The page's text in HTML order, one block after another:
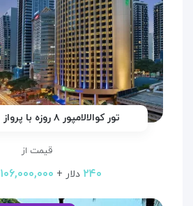
تور کوالالامپور ۸ روزه با پرواز ایران ایرتور
قیمت از
۲۴۰ دلار + ۱۰۶,۰۰۰,۰۰۰